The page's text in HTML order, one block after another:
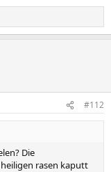
#112
Die
rasen kaputt